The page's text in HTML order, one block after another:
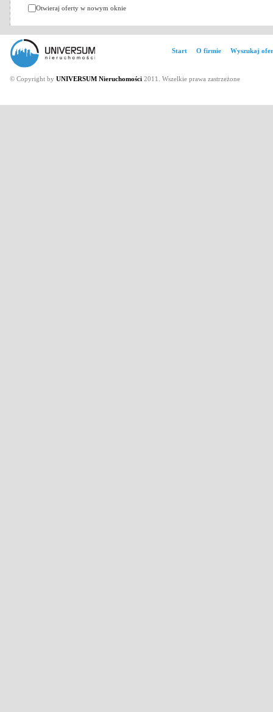
Otwieraj oferty w nowym oknie
Start O firmie Wyszukaj
© Copyright by UNIVERSUM Nieruchomości 2011. Wszelkie prawa zastrzeżone